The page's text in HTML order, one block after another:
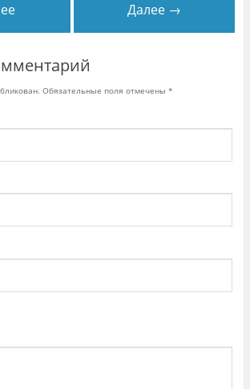
Далее →
Обязательные поля отмечены *